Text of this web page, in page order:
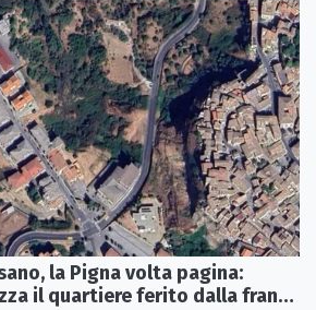
la Pigna volta pagina:
il quartiere ferito dalla frana